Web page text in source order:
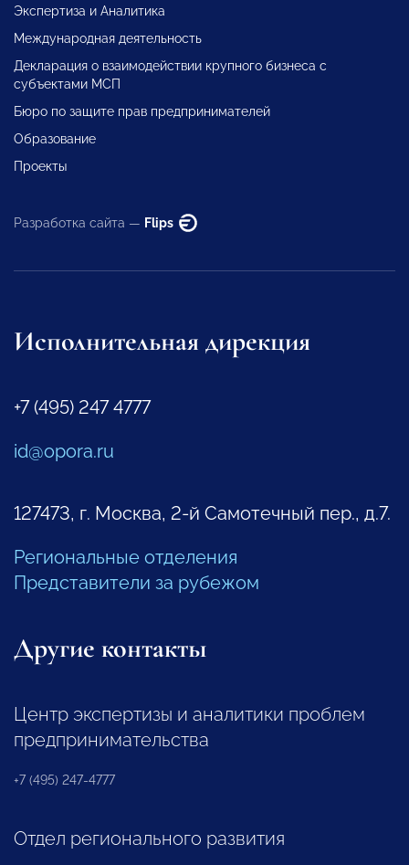
Экспертиза и Аналитика
Международная деятельность
Декларация о взаимодействии крупного бизнеса с
субъектами МСП
Бюро по защите прав предпринимателей
Образование
Проекты
Разработка сайта — Flips
Исполнительная дирекция
+7 (495) 247 4777
id@opora.ru
127473, г. Москва, 2-й Самотечный пер., д.7.
Региональные отделения
Представители за рубежом
Другие контакты
Центр экспертизы и аналитики проблем
предпринимательства
+7 (495) 247-4777
Отдел регионального развития